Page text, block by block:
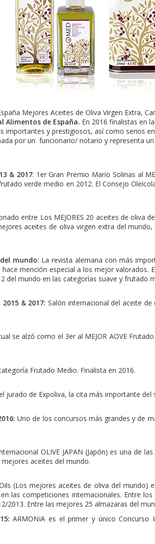
Mejores Aceites de Oliva Virgen Extra,
Alimentos de España. En 2016 finalistas en
y prestigiosos, así como serios
por un funcionario/ notario y representa
& 2017: 1er Gran Premio Mario Solinas al
verde medio en 2012. El Consejo
entre Los MEJORES 20 aceites de
aceites de oliva virgen extra del
mundo: La revista alemana con más
mención especial a los mejor valorados.
del mundo en las categorías suave y frutado
& 2017: Salón internacional del aceite
se alzó como el 3er al MEJOR AOVE
Frutado Medio. Finalista en 2016.
jurado de Expoliva, la cita más importante
Uno de los concursos más grandes y de
OLIVE JAPAN (Japón) es una de
aceites del mundo.
(Los mejores aceites de oliva del mundo)
las competiciones internacionales. Entre
2013. Entre las mejores 25 almazaras del
ARMONIA es el primer y único